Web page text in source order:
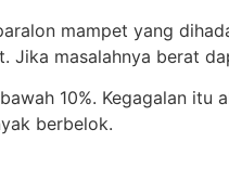
mampet yang
masalahnya berat
10%. Kegagalan
berbelok.